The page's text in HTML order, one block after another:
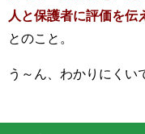
人と保護者に評価を伝
とのこと。
う～ん、わかりにくい